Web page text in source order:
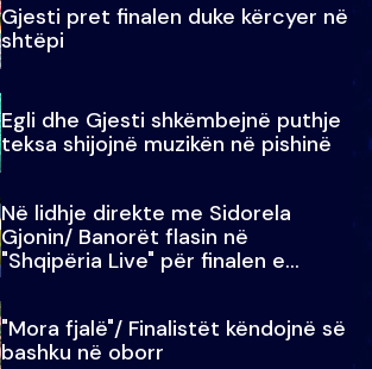
Gjesti pret finalen duke kërcyer në
shtëpi
Egli dhe Gjesti shkëmbejnë puthje
teksa shijojnë muzikën në pishinë
Në lidhje direkte me Sidorela
Gjonin/ Banorët flasin në
"Shqipëria Live" për finalen e
"Mora fjalë"/ Finalistët këndojnë së
bashku në oborr